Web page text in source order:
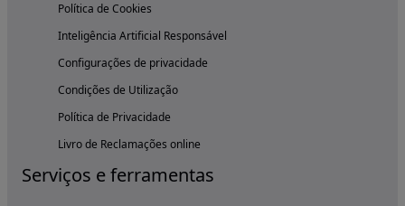
Política de Cookies
Inteligência Artificial Responsável
Configurações de privacidade
Condições de Utilização
Política de Privacidade
Livro de Reclamações online
Serviços e ferramentas